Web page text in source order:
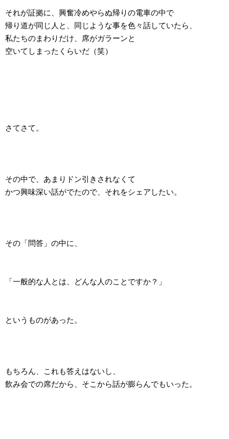
それが証拠に、興奮冷めやらぬ帰りの電車の中で
帰り道が同じ人と、同じような事を色々話していたら、
私たちのまわりだけ、席がガラーンと
空いてしまったくらいだ（笑）
さてさて。
その中で、あまりドン引きされなくて
かつ興味深い話がでたので、それをシェアしたい。
その「問答」の中に、
「一般的な人とは、どんな人のことですか？」
というものがあった。
もちろん、これも答えはないし、
飲み会での席だから、そこから話が膨らんでもいった。